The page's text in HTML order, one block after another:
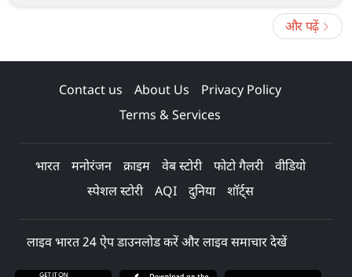
और पढ़ें
Contact us About Us
Privacy Policy
Terms & Services
भारत मनोरंजन क्राइम वेब स्टोरी फोटो गैलरी
वीडियो
स्पेशल स्टोरी
AQI दुनिया शॉर्ट्स
लाइव भारत 24 ऐप डाउनलोड करें और लाइव समाचार देखें